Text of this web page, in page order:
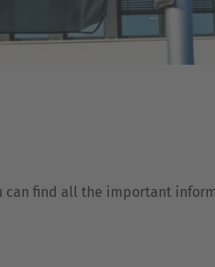
can find all the important